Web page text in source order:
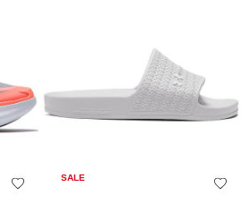
SALE